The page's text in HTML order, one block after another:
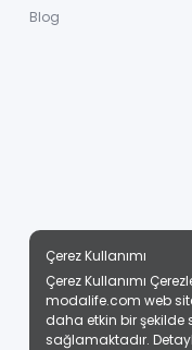
Blog
Çerez Kullanımı
Çerez Kullanımı
modalife.com web
daha etkin bir şekilde
sağlamaktadır.